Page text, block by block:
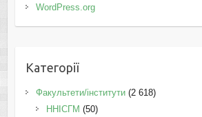
WordPress.org
Категорії
Факультети/інститути(2 618)
ННІСГМ (50)